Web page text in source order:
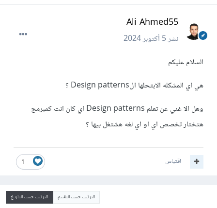
Ali Ahmed55
نشر5 أكتوبر 2024
السلام عليكم
هي اي المشكله الابتحلها الDesign patterns ؟
وهل الا غني عن تعلم Design patterns اي كان انت كمبرمج
هتختار تخصص اي او اي لغه هشتغل بيها ؟
1 اقتباس
الترتيب حسب التقييم الترتيب حسب التاريخ